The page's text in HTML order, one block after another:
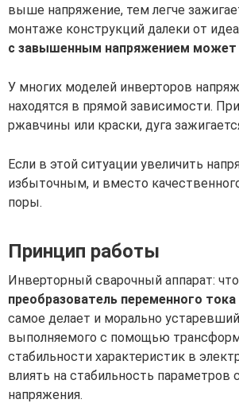
выше напряжение, тем легче
монтаже конструкций далеки от
с завышенным напряжением может
У многих моделей инверторов
находятся в прямой зависимости.
ржавчины или краски, дуга
Если в этой ситуации увеличить
избыточным, и вместо
поры.
Принцип работы
Инверторный сварочный аппарат:
преобразователь переменного
самое делает и морально
выполняемого с помощью
стабильности характеристик в
влиять на стабильность параметров
напряжения.